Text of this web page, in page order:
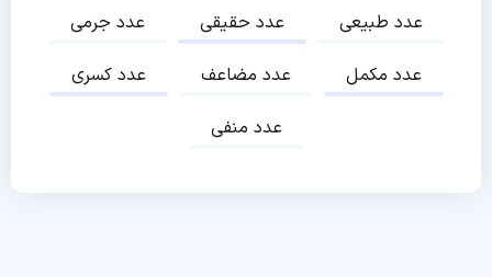
عدد جرمی
عدد حقیقی
عدد طبیعی
عدد کسری
عدد مضاعف
عدد مکمل
عدد منفی